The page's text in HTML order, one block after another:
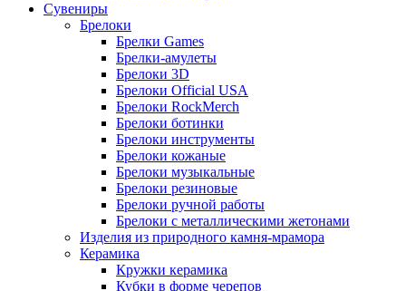
Сувениры
Брелоки
Брелки Games
Брелки-амулеты
Брелоки 3D
Брелоки Official USA
Брелоки RockMerch
Брелоки ботинки
Брелоки инструменты
Брелоки кожаные
Брелоки музыкальные
Брелоки резиновые
Брелоки ручной работы
Брелоки с металлическими жетонами
Изделия из природного камня-мрамора
Керамика
Кружки керамика
Кубки в форме черепов